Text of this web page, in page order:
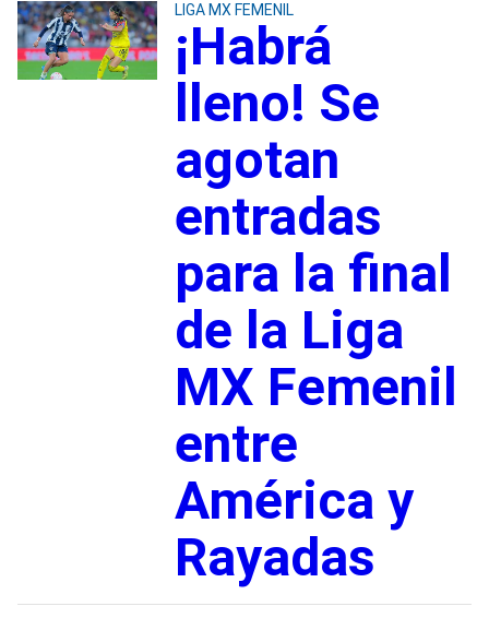
LIGA MX FEMENIL
¡Habrá
lleno! Se
agotan
entradas
para la final
de la Liga
MX Femenil
entre
América y
Rayadas